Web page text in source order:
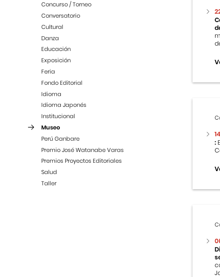
Concurso / Torneo
Conversatorio
Cultural
Danza
Educación
Exposición
Feria
Fondo Editorial
Idioma
Idioma Japonés
Institucional
Museo
Perú Ganbare
Premio José Watanabe Varas
Premios Proyectos Editoriales
Salud
Taller
: